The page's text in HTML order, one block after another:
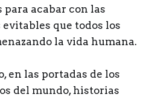
acabar con las
que todos los
la vida humana.
en las portadas de los
del mundo, historias